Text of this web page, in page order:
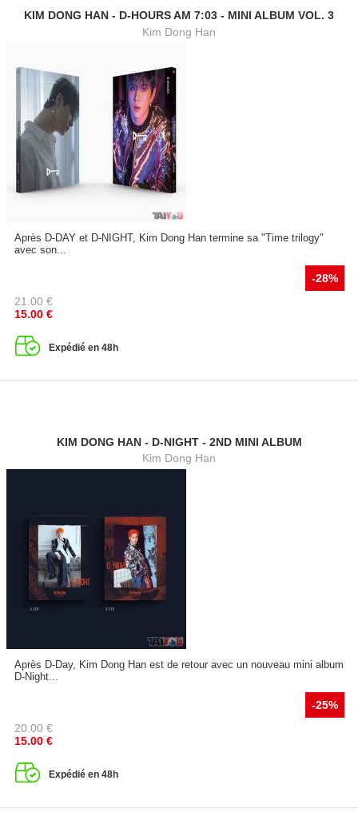
KIM DONG HAN - D-HOURS AM 7:03 - MINI ALBUM VOL. 3
Kim Dong Han
Après D-DAY et D-NIGHT, Kim Dong Han termine sa "Time trilogy"
avec son...
-28%
21.00 €
15.00 €
Expédié en 48h
KIM DONG HAN - D-NIGHT - 2ND MINI ALBUM
Kim Dong Han
Après D-Day, Kim Dong Han est de retour avec un nouveau mini album
D-Night...
-25%
20.00 €
15.00 €
Expédié en 48h